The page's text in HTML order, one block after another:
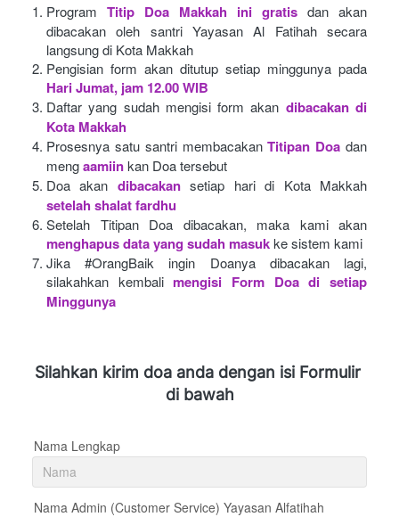
Program Titip Doa Makkah ini gratis dan akan
dibacakan oleh santri Yayasan Al Fatihah secara
langsung di Kota Makkah
Pengisian form akan ditutup setiap minggunya pada
Hari Jumat, jam 12.00 WIB
Daftar yang sudah mengisi form akan dibacakan di
Kota Makkah
Prosesnya satu santri membacakan Titipan Doa dan
mengaamiinkan Doa tersebut
Doa akan dibacakan setiap hari di Kota Makkah
setelah shalat fardhu
Setelah Titipan Doa dibacakan, maka kami akan
menghapus data yang sudah masukke sistem kami
Jika #OrangBaik ingin Doanya dibacakan lagi,
silakahkan kembali mengisi Form Doa di setiap
Minggunya
Silahkan kirim doa anda dengan isi Formulir
di bawah
Nama Lengkap
Nama Admin (Customer Service) Yayasan Alfatihah